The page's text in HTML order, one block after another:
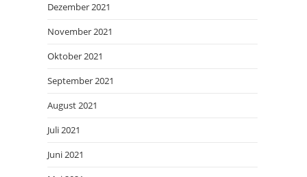
Dezember 2021
November 2021
Oktober 2021
September 2021
August 2021
Juli 2021
Juni 2021